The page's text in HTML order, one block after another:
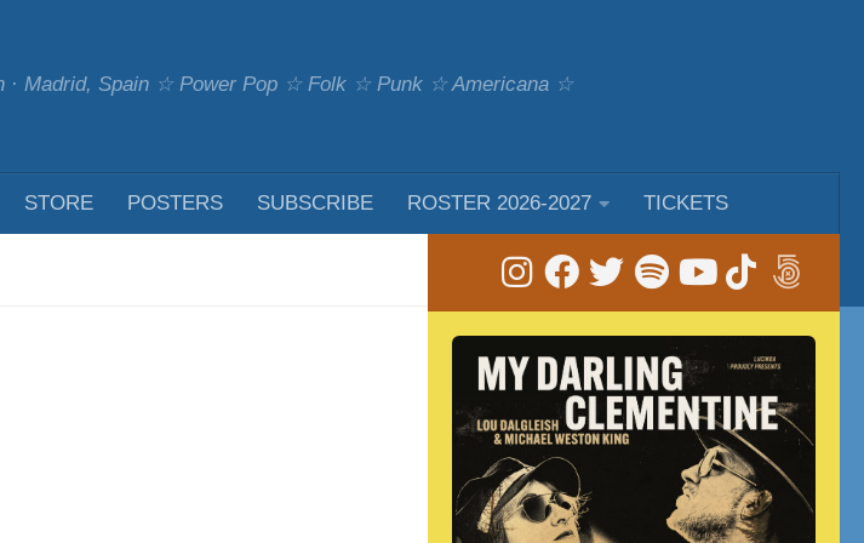
· Madrid, Spain ☆ Power Pop ☆ Folk ☆ Punk ☆ Americana ☆
STORE POSTERS SUBSCRIBE ROSTER 2026-2027 TICKETS